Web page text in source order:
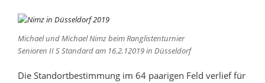
Michael und Michael Nimz beim Ranglistenturnier
Senioren II S Standard am 16.2.12019 in Düsseldorf
Die Standortbestimmung im 64 paarigen Feld verlief für